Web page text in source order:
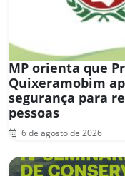
MP orienta que
Quixeramobim
segurança para
pessoas
6 de agosto de 2026